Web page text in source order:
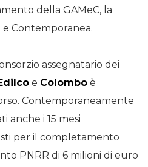
della GAMeC, la
e Contemporanea.
assegnatario dei
e Colombo è
Contemporaneamente
anche i 15 mesi
per il completamento
PNRR di 6 milioni di euro